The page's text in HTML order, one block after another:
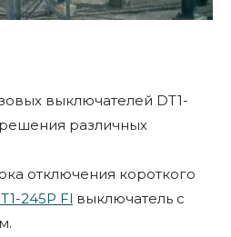
выключателей DT1-
различных
отключения короткого
245P Fl выключатель с